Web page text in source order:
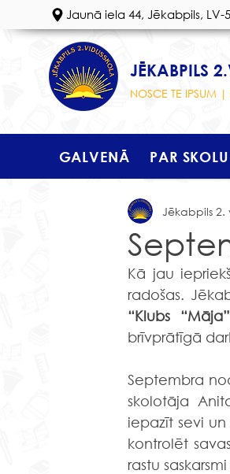
Jaunā iela 44, Jēkabpils, LV-
JĒKABPILS
NOSCE TE IPSUM |
GALVENĀ PAR SKOLU
Jēkabpils 2.
Kā jau
radošas.
“Klubs
brīvprātīgā
Septembra
skolotāja
iepazīt sevi
kontrolēt
rastu